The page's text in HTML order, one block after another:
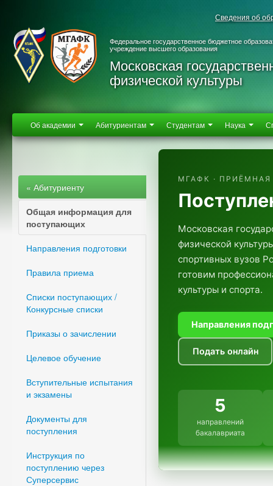
Сведения об
Федеральное государственное бюджетное
учреждение высшего образования
Московская
физической культуры
Об академии Абитуриентам Студентам Наука
« Абитуриенту
Общая информация для
поступающих
Направления подготовки
Правила приема
Списки поступающих /
Конкурсные списки
Приказы о зачислении
Целевое обучение
Вступительные испытания
и экзамены
Документы для
поступления
Инструкция по
поступлению через
Суперсервис
МГАФК ·
Московская
физической
спортивных вузов
готовим
культуры и спорта.
Направления
Подать онлайн
5
направлений
бакалавриата